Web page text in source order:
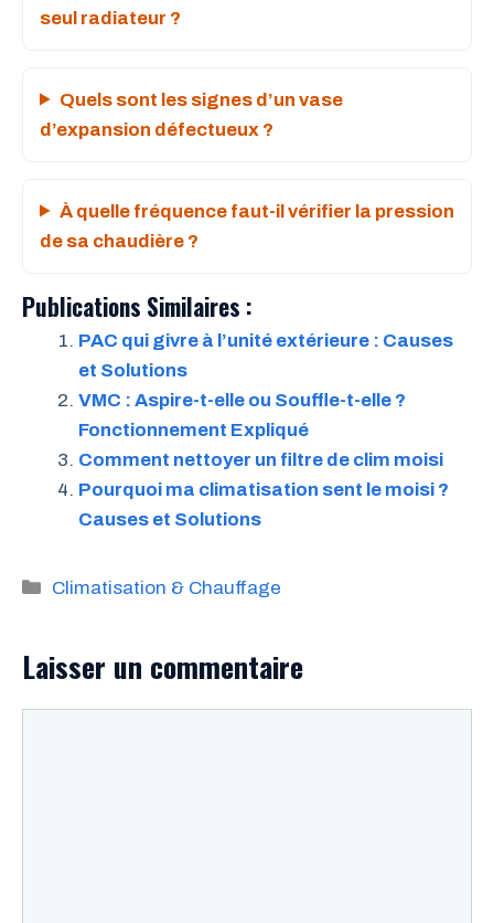
seul radiateur ?
Quels sont les signes d’un vase
d’expansion défectueux ?
À quelle fréquence faut-il vérifier la pression
de sa chaudière ?
Publications Similaires :
PAC qui givre à l’unité extérieure : Causes
et Solutions
VMC : Aspire-t-elle ou Souffle-t-elle ?
Fonctionnement Expliqué
Comment nettoyer un filtre de clim moisi
Pourquoi ma climatisation sent le moisi ?
Causes et Solutions
Catégories
Climatisation & Chauffage
Laisser un commentaire